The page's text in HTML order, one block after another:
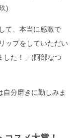
)
て、本当に感激で
ップをしていただい
した！」(阿部なつ
分磨きに勤しみま